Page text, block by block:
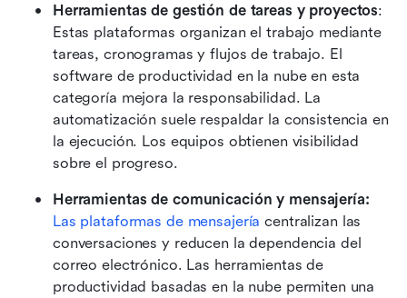
Herramientas de gestión de tareas y proyectos:
Estas plataformas organizan el trabajo mediante
tareas, cronogramas y flujos de trabajo. El
software de productividad en la nube en esta
categoría mejora la responsabilidad. La
automatización suele respaldar la consistencia en
la ejecución. Los equipos obtienen visibilidad
sobre el progreso.
Herramientas de comunicación y mensajería:
Las plataformas de mensajería centralizan las
conversaciones y reducen la dependencia del
correo electrónico. Las herramientas de
productividad basadas en la nube permiten una